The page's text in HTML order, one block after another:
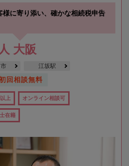
様に寄り添い、確かな相続税申告
大阪
江坂駅
回相談無料
上 オンライン相談可
在籍